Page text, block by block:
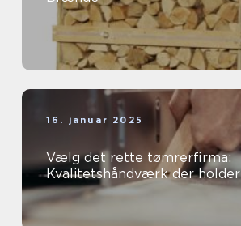
16. januar 2025
Vælg det rette tømrerfirma:
Kvalitetshåndværk der holder